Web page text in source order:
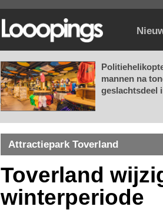
mannen na
geslachtsdeel
Attractiepark Toverland
Toverland
winterperiode